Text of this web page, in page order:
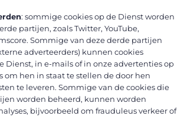
: sommige cookies op de Dienst worden
partijen, zoals Twitter, YouTube,
Sommige van deze derde partijen
adverteerders) kunnen cookies
Dienst, in e-mails of in onze advertenties op
om hen in staat te stellen de door hen
te leveren. Sommige van de cookies die
worden beheerd, kunnen worden
bijvoorbeeld om frauduleus verkeer of